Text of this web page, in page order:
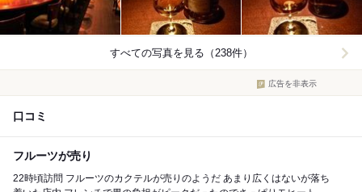
すべての写真を見る（238件）
広告を非表示
口コミ
フルーツが売り
22時頃訪問 フルーツのカクテルが売りのようだ あまり広くはないが落ち